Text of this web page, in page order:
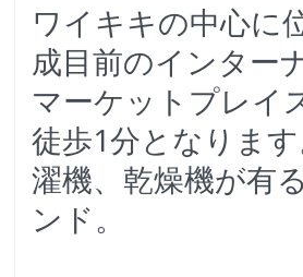
ワイキキの中心に
成目前のインター
マーケットプレイ
徒歩1分となりま
濯機、乾燥機が有
ンド。